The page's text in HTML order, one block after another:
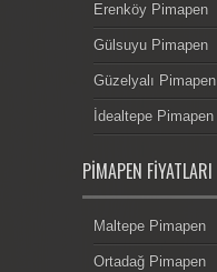
Erenköy Pimapen
Gülsuyu Pimapen
Güzelyalı Pimapen
İdealtepe Pimapen
PIMAPEN FIYATLARI
Maltepe Pimapen
Ortadağ Pimapen